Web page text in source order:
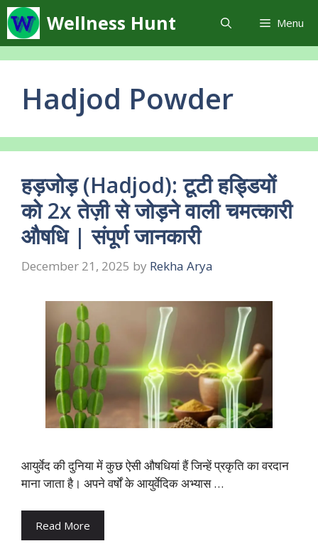
Skip
to
content
Wellness Hunt Menu
Hadjod Powder
हड़जोड़ (Hadjod): टूटी हड्डियों
को 2x तेज़ी से जोड़ने वाली चमत्कारी
औषधि | संपूर्ण जानकारी
December 21, 2025 by Rekha Arya
आयुर्वेद की दुनिया में कुछ ऐसी औषधियां हैं जिन्हें प्रकृति का वरदान
माना जाता है। अपने वर्षों के आयुर्वेदिक अभ्यास …
Read More